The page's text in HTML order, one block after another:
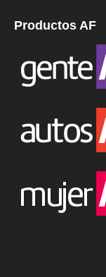
Productos AF